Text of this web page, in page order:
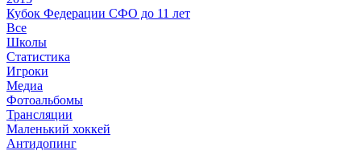
Кубок Федерации СФО до 11 лет
Все
Школы
Статистика
Игроки
Медиа
Фотоальбомы
Трансляции
Маленький хоккей
Антидопинг